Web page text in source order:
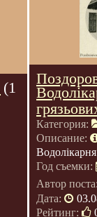
(1
Категория:
Описание:
Год съемки:
Автор поста:
Дата:
Рейтинг: